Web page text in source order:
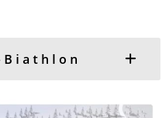
Biathlon